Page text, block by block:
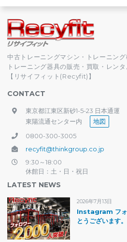
中古トレーニングマシン・トレーニング
トレーニング器具の販売・買取・レン
【リサイフィット(Recyfit)】
CONTACT
東京都江東区新砂1-5-23 日本通運
東陽流通センター内
地図
0800-300-3005
recyfit@thinkgroup.co.jp
9:30～18:00
休館日：土・日・祝日
LATEST NEWS
2026年7月13日
Instagram フォ
とうございます。